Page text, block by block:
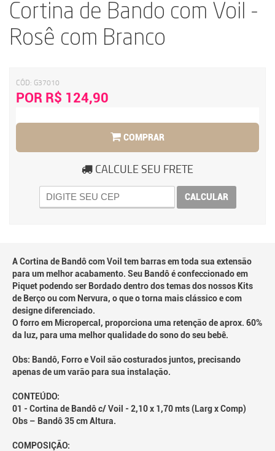
Cortina de Bando com Voil -
Rosê com Branco
CÓD: G37010
POR R$ 124,90
COMPRAR
CALCULE SEU FRETE
CALCULAR
A Cortina de Bandô com Voil tem barras em toda sua extensão
para um melhor acabamento. Seu Bandô é confeccionado em
Piquet podendo ser Bordado dentro dos temas dos nossos Kits
de Berço ou com Nervura, o que o torna mais clássico e com
designe diferenciado.
O forro em Micropercal, proporciona uma retenção de aprox. 60%
da luz, para uma melhor qualidade do sono do seu bebê.
Obs: Bandô, Forro e Voil são costurados juntos, precisando
apenas de um varão para sua instalação.
CONTEÚDO:
01 - Cortina de Bandô c/ Voil - 2,10 x 1,70 mts (Larg x Comp)
Obs – Bandô 35 cm Altura.
COMPOSIÇÃO: